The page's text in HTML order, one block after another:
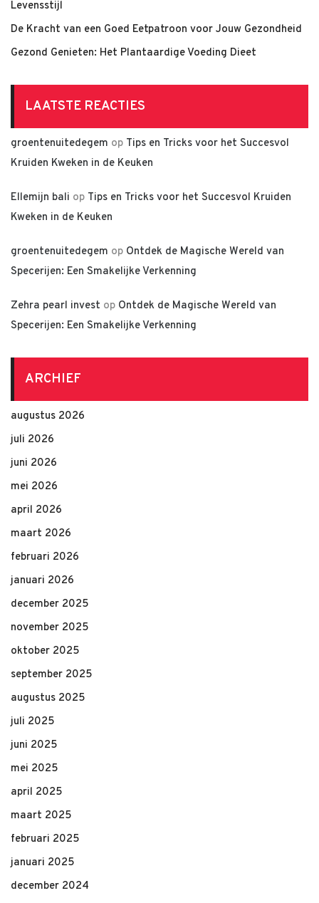
Levensstijl
De Kracht van een Goed Eetpatroon voor Jouw Gezondheid
Gezond Genieten: Het Plantaardige Voeding Dieet
LAATSTE REACTIES
groentenuitedegem op Tips en Tricks voor het Succesvol
Kruiden Kweken in de Keuken
Ellemijn bali op Tips en Tricks voor het Succesvol Kruiden
Kweken in de Keuken
groentenuitedegem op Ontdek de Magische Wereld van
Specerijen: Een Smakelijke Verkenning
Zehra pearl invest op Ontdek de Magische Wereld van
Specerijen: Een Smakelijke Verkenning
ARCHIEF
augustus 2026
juli 2026
juni 2026
mei 2026
april 2026
maart 2026
februari 2026
januari 2026
december 2025
november 2025
oktober 2025
september 2025
augustus 2025
juli 2025
juni 2025
mei 2025
april 2025
maart 2025
februari 2025
januari 2025
december 2024